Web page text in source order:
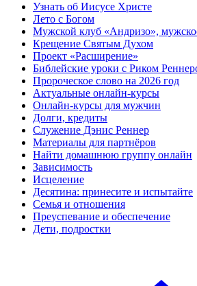
Узнать об Иисусе Христе
Лето с Богом
Мужской клуб «Андризо»,
Крещение Святым Духом
Проект «Расширение»
Библейские уроки с Риком
Пророческое слово на 2026 год
Актуальные онлайн-курсы
Онлайн-курсы для мужчин
Долги, кредиты
Служение Дэнис Реннер
Материалы для партнёров
Найти домашнюю группу онлайн
Зависимость
Исцеление
Десятина: принесите и испытайте
Семья и отношения
Преуспевание и обеспечение
Дети, подростки